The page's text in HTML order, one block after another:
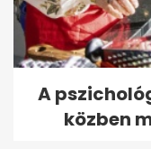
A
közben